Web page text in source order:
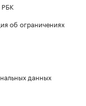
РБК
об ограничениях
данных